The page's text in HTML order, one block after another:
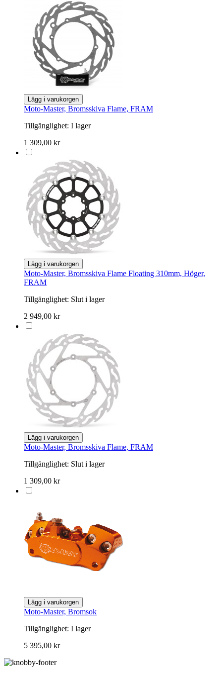
Lägg i varukorgen
Moto-Master, Bromsskiva Flame, FRAM
Tillgänglighet: I lager
1 309,00 kr
Lägg i varukorgen
Moto-Master, Bromsskiva Flame Floating 310mm, Höger,
FRAM
Tillgänglighet: Slut i lager
2 949,00 kr
Lägg i varukorgen
Moto-Master, Bromsskiva Flame, FRAM
Tillgänglighet: Slut i lager
1 309,00 kr
Lägg i varukorgen
Moto-Master, Bromsok
Tillgänglighet: I lager
5 395,00 kr